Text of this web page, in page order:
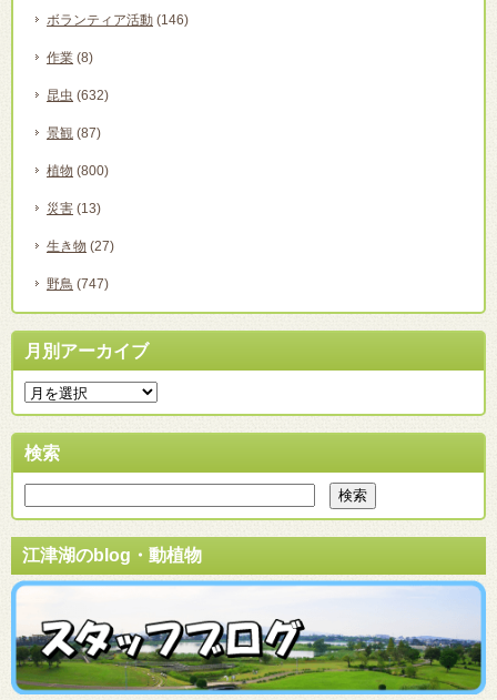
ボランティア活動 (146)
作業 (8)
昆虫 (632)
景観 (87)
植物 (800)
災害 (13)
生き物 (27)
野鳥 (747)
月別アーカイブ
検索
江津湖のblog・動植物